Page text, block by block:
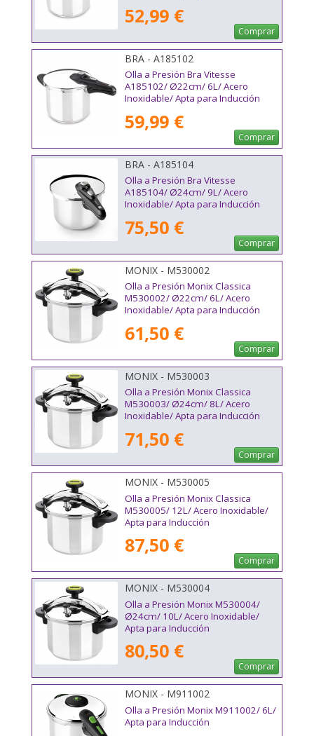
52,99 €
Comprar
BRA - A185102
Olla a Presión Bra Vitesse
A185102/ Ø22cm/ 6L/ Acero
Inoxidable/ Apta para Inducción
59,99 €
Comprar
BRA - A185104
Olla a Presión Bra Vitesse
A185104/ Ø24cm/ 9L/ Acero
Inoxidable/ Apta para Inducción
75,50 €
Comprar
MONIX - M530002
Olla a Presión Monix Classica
M530002/ Ø22cm/ 6L/ Acero
Inoxidable/ Apta para Inducción
61,50 €
Comprar
MONIX - M530003
Olla a Presión Monix Classica
M530003/ Ø24cm/ 8L/ Acero
Inoxidable/ Apta para Inducción
71,50 €
Comprar
MONIX - M530005
Olla a Presión Monix Classica
M530005/ 12L/ Acero Inoxidable/
Apta para Inducción
87,50 €
Comprar
MONIX - M530004
Olla a Presión Monix M530004/
Ø24cm/ 10L/ Acero Inoxidable/
Apta para Inducción
80,50 €
Comprar
MONIX - M911002
Olla a Presión Monix M911002/ 6L/
Apta para Inducción